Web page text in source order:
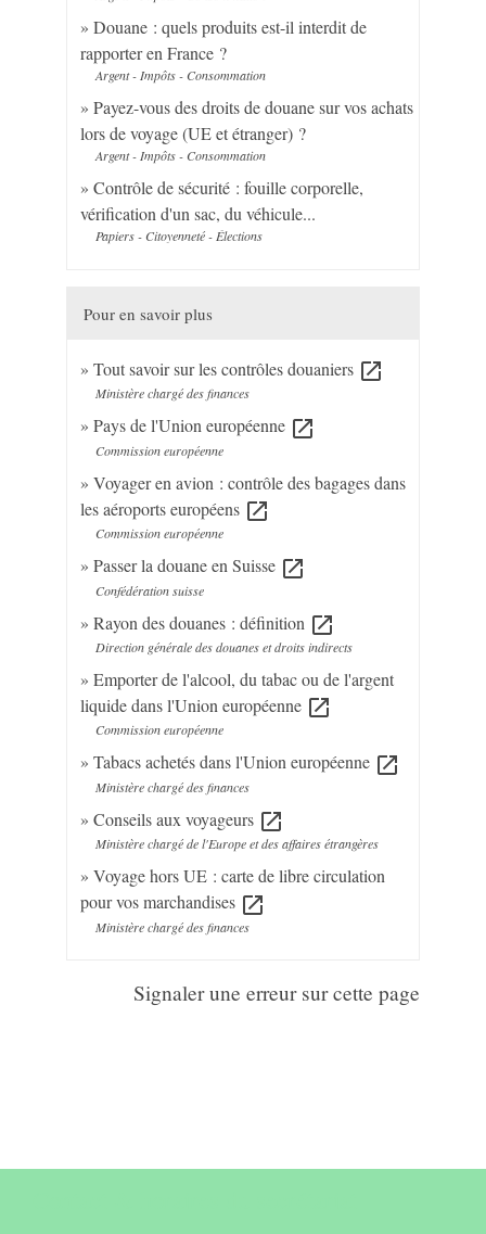
Douane : quels produits est-il interdit de
rapporter en France ?
Argent - Impôts - Consommation
Payez-vous des droits de douane sur vos achats
lors de voyage (UE et étranger) ?
Argent - Impôts - Consommation
Contrôle de sécurité : fouille corporelle,
vérification d'un sac, du véhicule...
Papiers - Citoyenneté - Élections
Pour en savoir plus
Tout savoir sur les contrôles douaniers open_in_new
Ministère chargé des finances
Pays de l'Union européenne open_in_new
Commission européenne
Voyager en avion : contrôle des bagages dans
les aéroports européens open_in_new
Commission européenne
Passer la douane en Suisse open_in_new
Confédération suisse
Rayon des douanes : définition open_in_new
Direction générale des douanes et droits indirects
Emporter de l'alcool, du tabac ou de l'argent
liquide dans l'Union européenne open_in_new
Commission européenne
Tabacs achetés dans l'Union européenne open_in_new
Ministère chargé des finances
Conseils aux voyageurs open_in_new
Ministère chargé de l'Europe et des affaires étrangères
Voyage hors UE : carte de libre circulation
pour vos marchandises open_in_new
Ministère chargé des finances
Signaler une erreur sur cette page